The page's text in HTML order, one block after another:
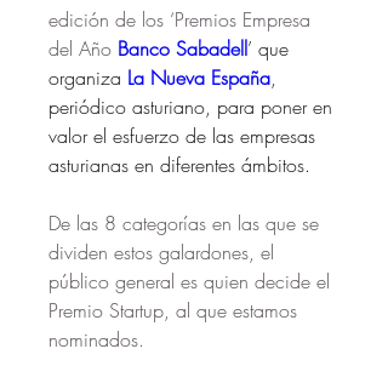
edición de los ‘Premios Empresa
del Año Banco Sabadell’ que
organiza La Nueva España,
periódico asturiano, para poner en
valor el esfuerzo de las empresas
asturianas en diferentes ámbitos.
De las 8 categorías en las que se
dividen estos galardones, el
público general es quien decide el
Premio Startup, al que estamos
nominados.